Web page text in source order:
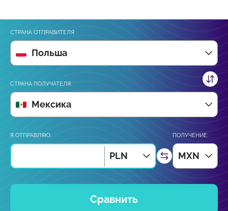
СТРАНА ОТПРАВИТЕЛЯ:
Польша
СТРАНА ПОЛУЧАТЕЛЯ:
Мексика
Я ОТПРАВЛЯЮ:
PLN
ПОЛУЧЕНИЕ:
MXN
Сравнить